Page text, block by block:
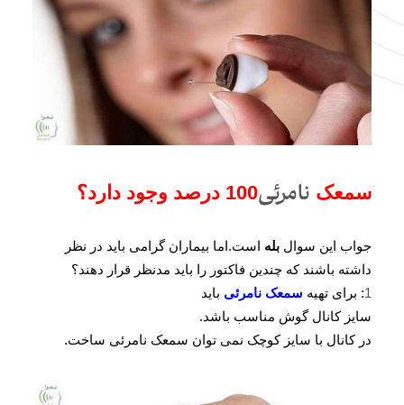
سمعک نامرئی100 درصد وجود دارد؟
جواب این سوال بله است.اما بیماران گرامی باید در نظر
داشته باشند که چندین فاکتور را باید مدنظر قرار دهند؟
1: برای تهیه سمعک نامرئی باید
سایز کانال گوش مناسب باشد.
در کانال با سایز کوچک نمی توان سمعک نامرئی ساخت.